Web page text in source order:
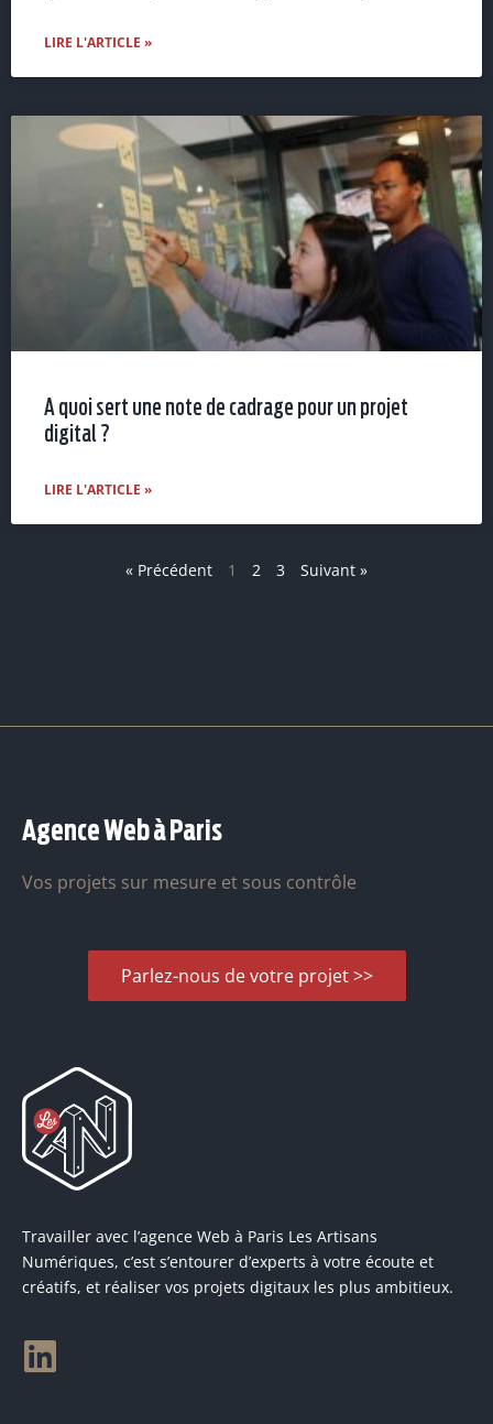
LIRE L'ARTICLE »
A quoi sert une note de cadrage pour un projet
digital ?
LIRE L'ARTICLE »
« Précédent 1 2 3 Suivant »
Agence Web à Paris
Vos projets sur mesure et sous contrôle
Parlez-nous de votre projet >>
Travailler avec l’agence Web à Paris Les Artisans
Numériques, c’est s’entourer d’experts à votre écoute et
créatifs, et réaliser vos projets digitaux les plus ambitieux.